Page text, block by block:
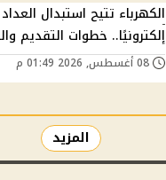
الكهرباء تتيح استبدال
إلكترونيًا.. خطوات التقديم
المزيد